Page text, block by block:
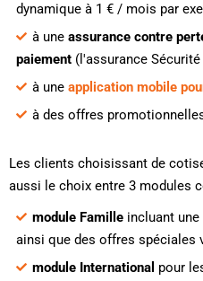
dynamique à 1 € / mois par
à une assurance contre
paiement(l'assurance Sécurité
à une application mobile
à des offres
Les clients choisissant de
aussi le choix entre 3 modules
module Familleincluant une
ainsi que des offres spéciales
module International pour